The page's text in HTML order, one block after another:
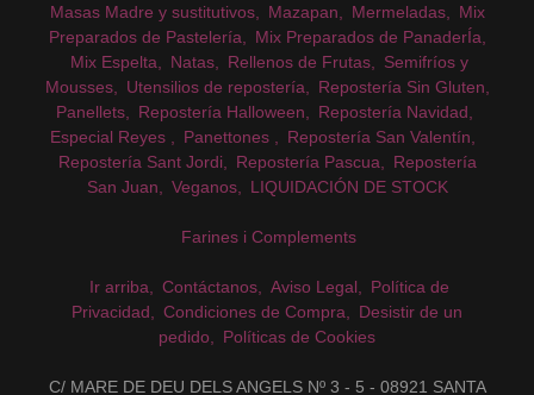
Masas Madre y sustitutivos
Mazapan Mermeladas
Mix
Preparados de Pastelería
Mix Preparados de PanaderÍa
Mix Espelta
Natas Rellenos de Frutas
Semifríos y
Mousses
Utensilios de repostería
Repostería Sin Gluten
Panellets
Repostería Halloween
Repostería Navidad
Especial Reyes
Panettones
Repostería San Valentín
Repostería Sant Jordi
Repostería Pascua
Repostería
San Juan
Veganos LIQUIDACIÓN DE STOCK
Farines i Complements
Ir arriba Contáctanos Aviso Legal
Política de
Privacidad
Condiciones de Compra
Desistir de un
pedido
Políticas de Cookies
C/ MARE DE DEU DELS ANGELS Nº 3 - 5 - 08921 SANTA